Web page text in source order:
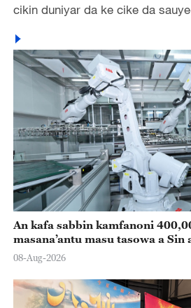
cikin duniyar da ke cike da
An kafa sabbin kamfanoni
masana’antu masu tasowa a
08-Aug-2026